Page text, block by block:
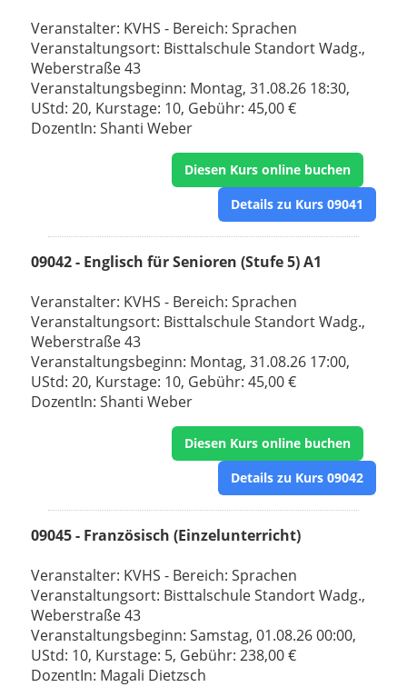
Veranstalter: KVHS - Bereich: Sprachen
Veranstaltungsort: Bisttalschule Standort Wadg.,
Weberstraße 43
Veranstaltungsbeginn: Montag, 31.08.26 18:30,
UStd: 20, Kurstage: 10, Gebühr: 45,00 €
DozentIn: Shanti Weber
Diesen Kurs online buchen
Details zu Kurs 09041
09042 - Englisch für Senioren (Stufe 5) A1
Veranstalter: KVHS - Bereich: Sprachen
Veranstaltungsort: Bisttalschule Standort Wadg.,
Weberstraße 43
Veranstaltungsbeginn: Montag, 31.08.26 17:00,
UStd: 20, Kurstage: 10, Gebühr: 45,00 €
DozentIn: Shanti Weber
Diesen Kurs online buchen
Details zu Kurs 09042
09045 - Französisch (Einzelunterricht)
Veranstalter: KVHS - Bereich: Sprachen
Veranstaltungsort: Bisttalschule Standort Wadg.,
Weberstraße 43
Veranstaltungsbeginn: Samstag, 01.08.26 00:00,
UStd: 10, Kurstage: 5, Gebühr: 238,00 €
DozentIn: Magali Dietzsch